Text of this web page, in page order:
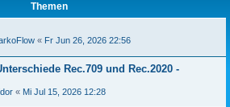
Themen
« Fr Jun 26, 2026 22:56
Rec.709 und Rec.2020 -
« Mi Jul 15, 2026 12:28